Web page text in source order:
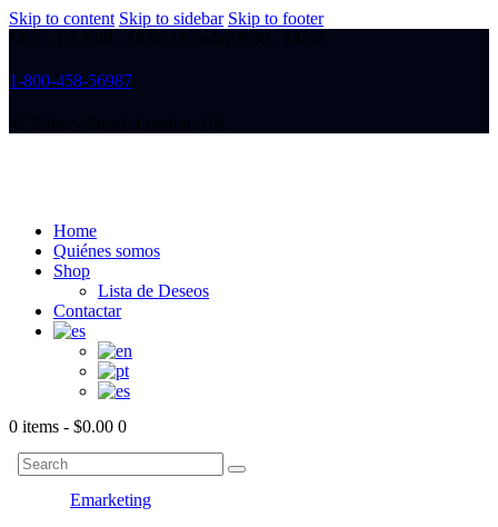
Skip to content Skip to sidebar Skip to footer
1-800-458-56987
Home
Quiénes somos
Shop
Lista de Deseos
Contactar
0 items - $0.00 0
Emarketing